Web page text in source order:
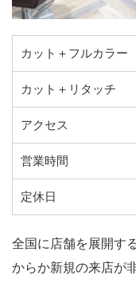
カット＋フルカラー
カット＋リタッチ
アクセス
営業時間
定休日
全国に店舗を展開す
からか新規の来店が